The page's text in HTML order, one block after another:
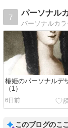
7
椿姫のパーソナルデ
（1）
6日前
このブログのこ